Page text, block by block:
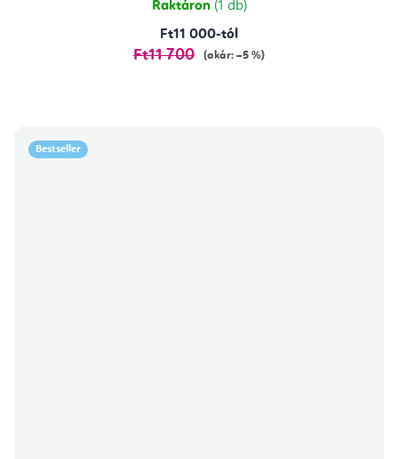
Raktáron (1 db)
Ft11 000-tól
Ft11 700 (akár: –5 %)
Bestseller